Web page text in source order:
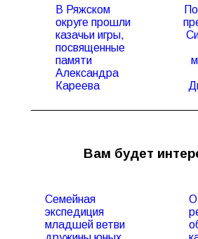
записям
Предыдущая
запись:
В Ряжском
округе прошли
казачьи игры,
посвященные
памяти
Александра
Кареева
Вам будет
Семейная
экспедиция
младшей ветви